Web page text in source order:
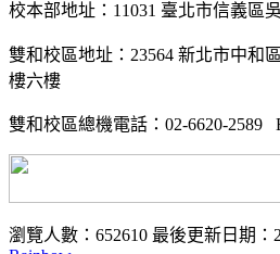
校本部地址： 11031 臺北市信義區
雙和校區地址： 23564 新北市中和
樓六樓
雙和校區總機電話： 02-6620-2589
瀏覽人數：652610 最後更新日期：